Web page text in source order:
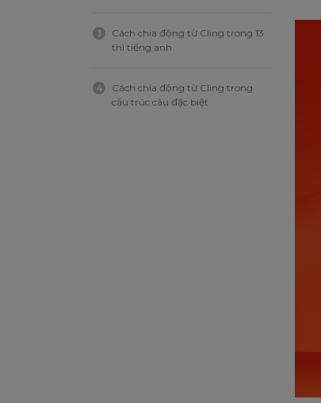
3
Cách chia động từ Cling trong 13
thì tiếng anh
4
Cách chia động từ Cling trong
cấu trúc câu đặc biệt